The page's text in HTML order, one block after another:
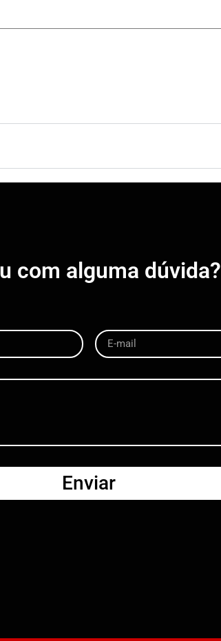
com alguma dúvida?
Enviar